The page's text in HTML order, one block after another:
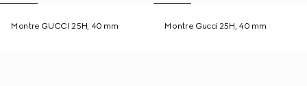
Montre GUCCI 25H, 40 mm Montre Gucci 25H, 40 mm